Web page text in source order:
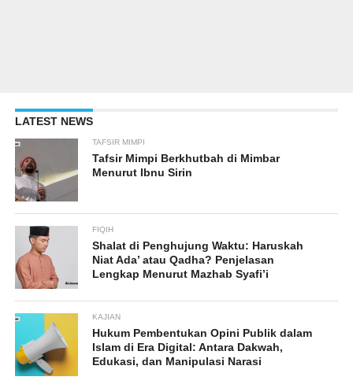
LATEST NEWS
TAFSIR MIMPI
Tafsir Mimpi Berkhutbah di Mimbar
Menurut Ibnu Sirin
FIQIH
Shalat di Penghujung Waktu: Haruskah
Niat Ada’ atau Qadha? Penjelasan
Lengkap Menurut Mazhab Syafi’i
KAJIAN
Hukum Pembentukan Opini Publik dalam
Islam di Era Digital: Antara Dakwah,
Edukasi, dan Manipulasi Narasi